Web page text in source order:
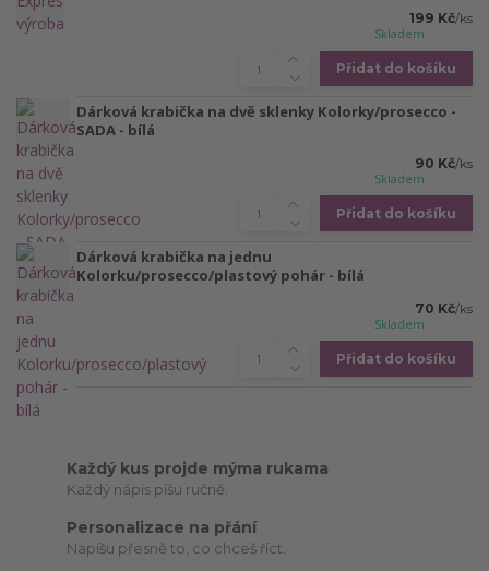
199 Kč/ks
Skladem
Přidat do košíku
Dárková krabička na dvě sklenky Kolorky/prosecco -
SADA - bílá
90 Kč/ks
Skladem
Přidat do košíku
Dárková krabička na jednu
Kolorku/prosecco/plastový pohár - bílá
70 Kč/ks
Skladem
Přidat do košíku
Každý kus projde mýma rukama
Každý nápis píšu ručně.
Personalizace na přání
Napíšu přesně to, co chceš říct.